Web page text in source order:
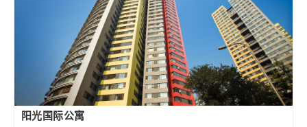
阳光国际公寓